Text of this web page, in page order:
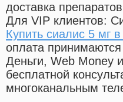
доставка
Для VIP клиентов:
Купить сиалис 5 мг
оплата
Деньги, Web Money
бесплатной
многоканальным